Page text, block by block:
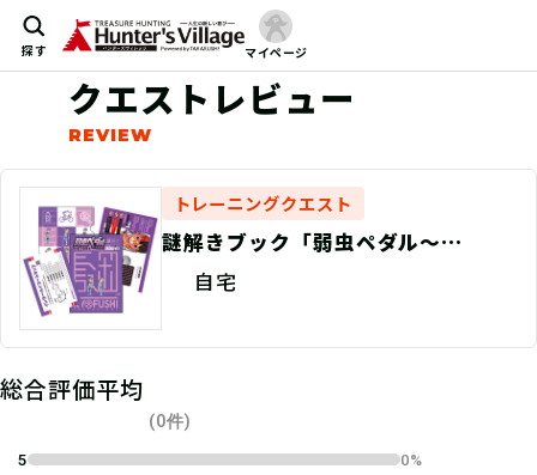
探す マイページ
クエストレビュー
トレーニングクエスト
謎解きブック「弱虫ペダル〜
Victory Road〜」京都伏見ver.
自宅
総合評価平均
(0件)
5
0%